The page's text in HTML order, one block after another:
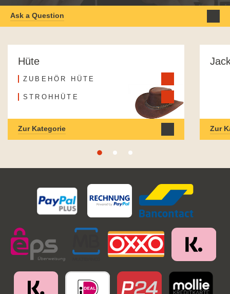
Ask a Question
Hüte
ZUBEHÖR HÜTE
STROHHÜTE
Zur Kategorie Zur